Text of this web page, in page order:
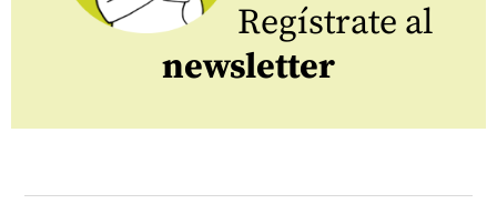
Regístrate al
newsletter